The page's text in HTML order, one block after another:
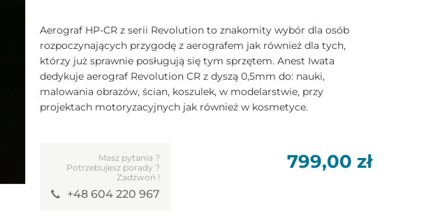
Aerograf HP-CR z serii Revolution to znakomity wybór dla osób
rozpoczynających przygodę z aerografem jak również dla tych,
którzy już sprawnie posługują się tym sprzętem. Anest Iwata
dedykuje aerograf Revolution CR z dyszą 0,5mm do: nauki,
malowania obrazów, ścian, koszulek, w modelarstwie, przy
projektach motoryzacyjnych jak również w kosmetyce.
Masz pytania ?
Potrzebujesz porady ?
Zadzwoń !
+48 604 220 967
799,00 zł